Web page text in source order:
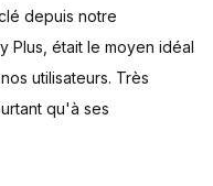
depuis notre
Plus, était le moyen idéal
utilisateurs. Très
qu'à ses